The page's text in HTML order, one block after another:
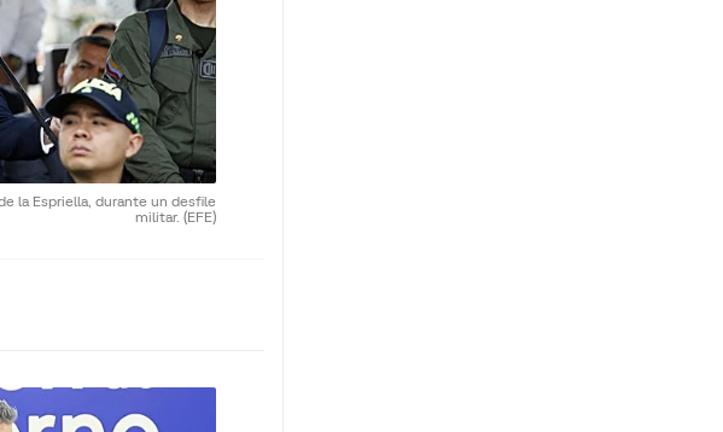
la Espriella, durante un desfile
militar. (EFE)